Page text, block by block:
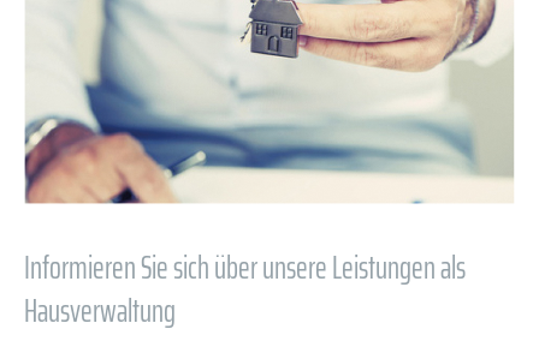
Informieren Sie sich über unsere Leistungen als
Hausverwaltung